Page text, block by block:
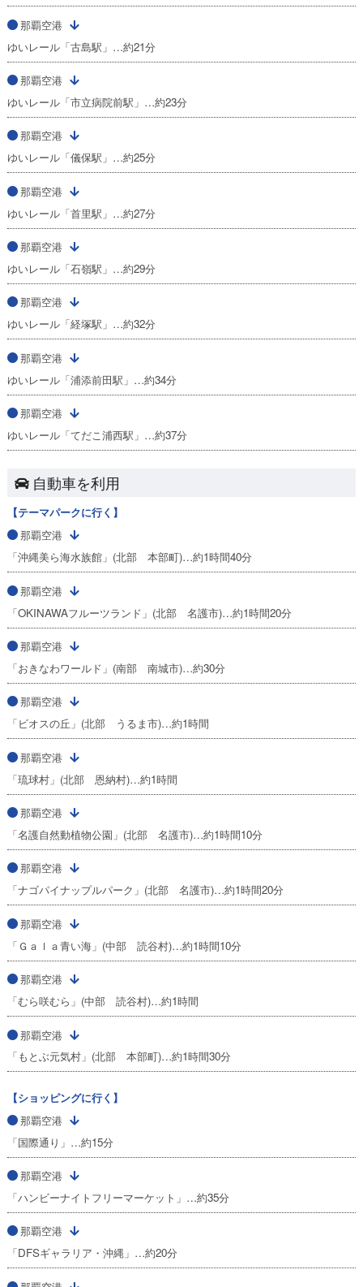
那覇空港
ゆいレール「古島駅」…約21分
那覇空港
ゆいレール「市立病院前駅」…約23分
那覇空港
ゆいレール「儀保駅」…約25分
那覇空港
ゆいレール「首里駅」…約27分
那覇空港
ゆいレール「石嶺駅」…約29分
那覇空港
ゆいレール「経塚駅」…約32分
那覇空港
ゆいレール「浦添前田駅」…約34分
那覇空港
ゆいレール「てだこ浦西駅」…約37分
自動車を利用
【テーマパークに行く】
那覇空港
「沖縄美ら海水族館」(北部 本部町)…約1時間40分
那覇空港
「OKINAWAフルーツランド」(北部 名護市)…約1時間20分
那覇空港
「おきなわワールド」(南部 南城市)…約30分
那覇空港
「ビオスの丘」(北部 うるま市)…約1時間
那覇空港
「琉球村」(北部 恩納村)…約1時間
那覇空港
「名護自然動植物公園」(北部 名護市)…約1時間10分
那覇空港
「ナゴパイナップルパーク」(北部 名護市)…約1時間20分
那覇空港
「Ｇａｌａ青い海」(中部 読谷村)…約1時間10分
那覇空港
「むら咲むら」(中部 読谷村)…約1時間
那覇空港
「もとぶ元気村」(北部 本部町)…約1時間30分
【ショッピングに行く】
那覇空港
「国際通り」…約15分
那覇空港
「ハンビーナイトフリーマーケット」…約35分
那覇空港
「DFSギャラリア・沖縄」…約20分